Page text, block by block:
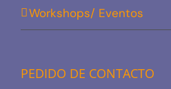
Workshops/ Eventos
PEDIDO DE CONTACTO